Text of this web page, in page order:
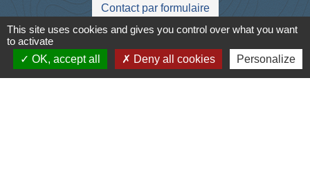
Contact par formulaire
This site uses cookies and gives you control over what you want
to activate
OK, accept all
Deny all cookies Personalize